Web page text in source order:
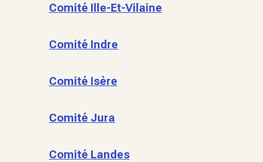
Comité Ille-Et-Vilaine
Comité Indre
Comité Isère
Comité Jura
Comité Landes